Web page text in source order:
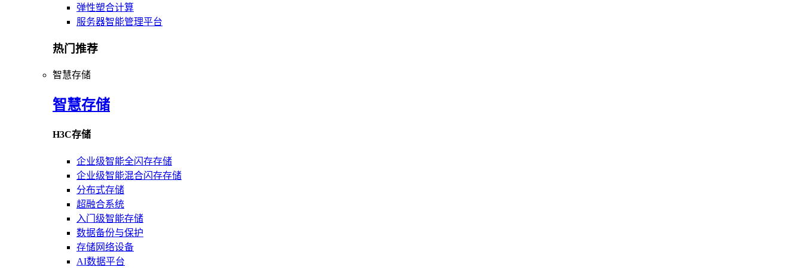
弹性塑合计算
服务器智能管理平台
热门推荐
智慧存储
智慧存储
H3C存储
企业级智能全闪存存储
企业级智能混合闪存存储
分布式存储
超融合系统
入门级智能存储
数据备份与保护
存储网络设备
AI数据平台